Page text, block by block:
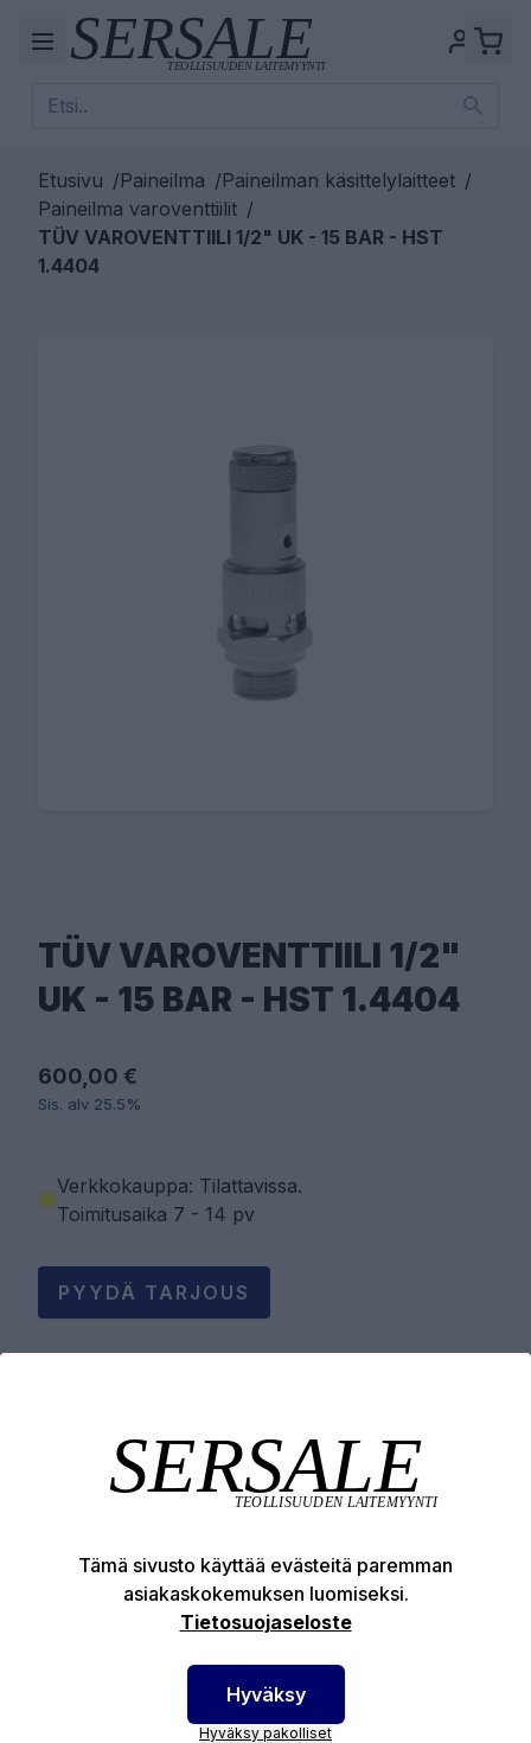
Etusivu /Paineilma /Paineilman käsittelylaitteet /
Paineilma varoventtiilit /
TÜV VAROVENTTIILI 1/2" UK - 15 BAR - HST
1.4404
TÜV VAROVENTTIILI 1/2"
UK - 15 BAR - HST 1.4404
600,00 €
Sis. alv 25.5%
Verkkokauppa: Tilattavissa.
Toimitusaika 7 - 14 pv
PYYDÄ TARJOUS
Tekniset edut
Tämä sivusto käyttää evästeitä paremman
asiakaskokemuksen luomiseksi.
Tietosuojaseloste
Hyväksy
Hyväksy pakolliset